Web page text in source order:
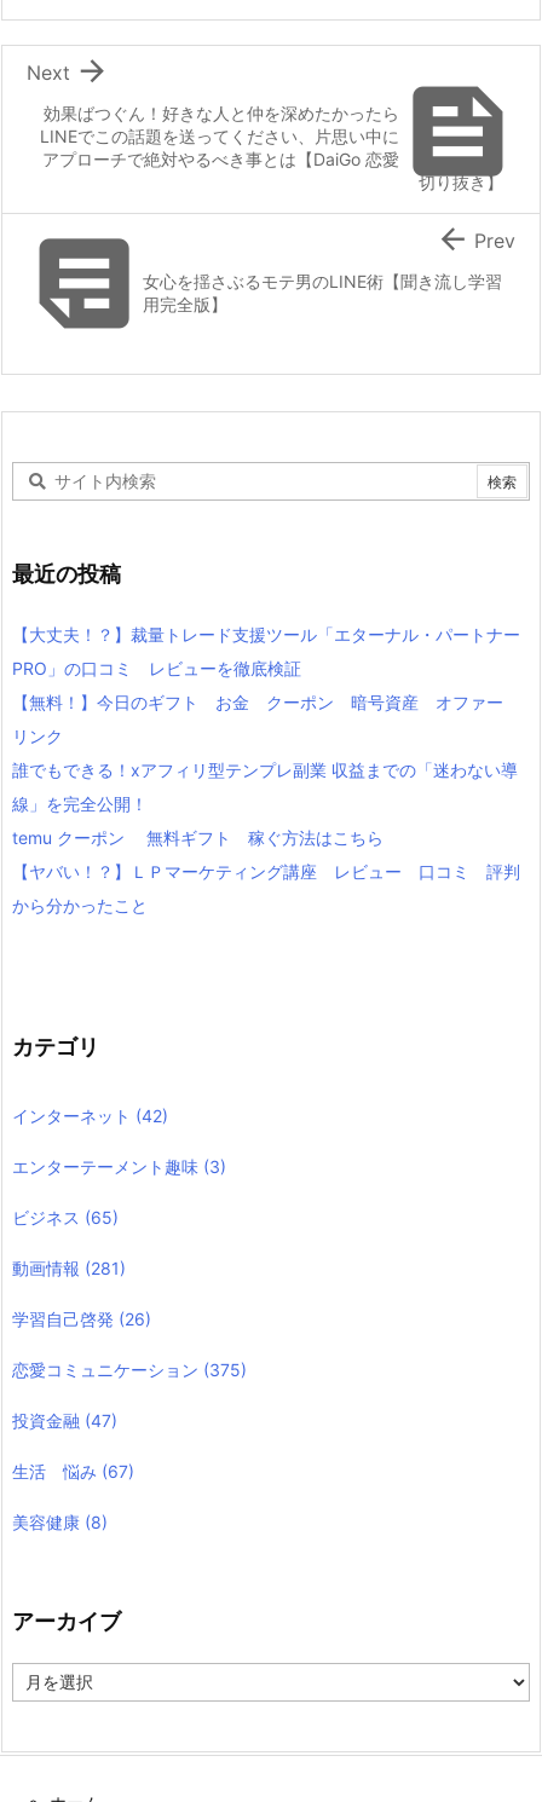

効果ばつぐん！好きな人と仲を深めたかったら
LINEでこの話題を送ってください、片思い中に
アプローチで絶対やるべき事とは【DaiGo 恋愛
切り抜き】

Next
女心を揺さぶるモテ男のLINE術【聞き流し学習
用完全版】
 Prev
最近の投稿
【大丈夫！？】裁量トレード支援ツール「エターナル・パートナー
PRO」の口コミ レビューを徹底検証
【無料！】今日のギフト お金 クーポン 暗号資産 オファー
リンク
誰でもできる！xアフィリ型テンプレ副業 収益までの「迷わない導
線」を完全公開！
temu クーポン 無料ギフト 稼ぐ方法はこちら
【ヤバい！？】ＬＰマーケティング講座 レビュー 口コミ 評判
から分かったこと
カテゴリ
インターネット (42)
エンターテーメント趣味 (3)
ビジネス (65)
動画情報 (281)
学習自己啓発 (26)
恋愛コミュニケーション (375)
投資金融 (47)
生活 悩み (67)
美容健康 (8)
アーカイブ
ー